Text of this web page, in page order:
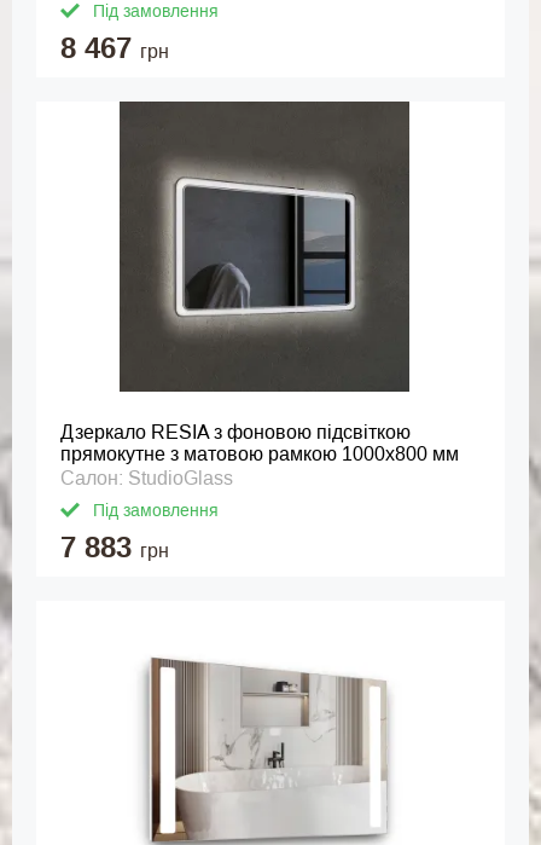
Під замовлення
8 467 грн
Дзеркало RESIA з фоновою підсвіткою
прямокутне з матовою рамкою 1000x800 мм
Салон: StudioGlass
Під замовлення
7 883 грн